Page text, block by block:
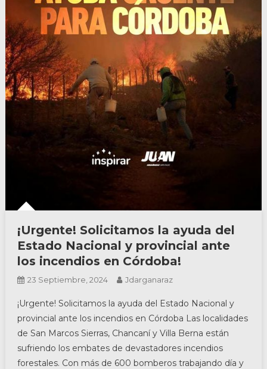
¡Urgente! Solicitamos la ayuda del
Estado Nacional y provincial ante
los incendios en Córdoba!
23 Septiembre, 2024 Jdarganaraz
¡Urgente! Solicitamos la ayuda del Estado Nacional y
provincial ante los incendios en Córdoba Las localidades
de San Marcos Sierras, Chancaní y Villa Berna están
sufriendo los embates de devastadores incendios
forestales. Con más de 600 bomberos trabajando día y